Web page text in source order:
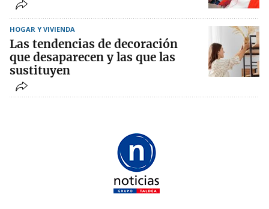
HOGAR Y VIVIENDA
Las tendencias de decoración
que desaparecen y las que las
sustituyen